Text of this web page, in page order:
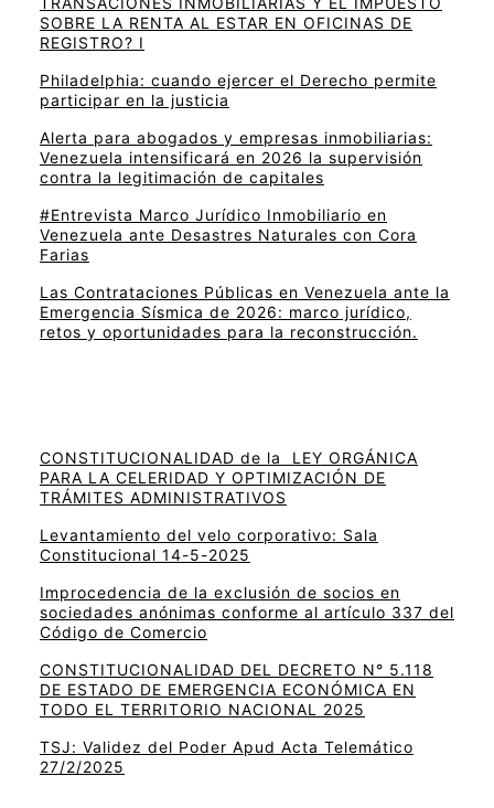
SOBRE LA RENTA AL ESTAR EN OFICINAS DE
REGISTRO? I
Philadelphia: cuando ejercer el Derecho permite
participar en la justicia
Alerta para abogados y empresas inmobiliarias:
Venezuela intensificará en 2026 la supervisión
contra la legitimación de capitales
#Entrevista Marco Jurídico Inmobiliario en
Venezuela ante Desastres Naturales con Cora
Farias
Las Contrataciones Públicas en Venezuela ante la
Emergencia Sísmica de 2026: marco jurídico,
retos y oportunidades para la reconstrucción.
CONSTITUCIONALIDAD de la LEY ORGÁNICA
PARA LA CELERIDAD Y OPTIMIZACIÓN DE
TRÁMITES ADMINISTRATIVOS
Levantamiento del velo corporativo: Sala
Constitucional 14-5-2025
Improcedencia de la exclusión de socios en
sociedades anónimas conforme al artículo 337 del
Código de Comercio
CONSTITUCIONALIDAD DEL DECRETO N° 5.118
DE ESTADO DE EMERGENCIA ECONÓMICA EN
TODO EL TERRITORIO NACIONAL 2025
TSJ: Validez del Poder Apud Acta Telemático
27/2/2025